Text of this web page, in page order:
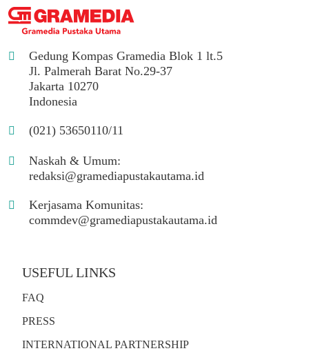
Gedung Kompas Gramedia Blok 1 lt.5
Jl. Palmerah Barat No.29-37
Jakarta 10270
Indonesia
(021) 53650110/11
Naskah & Umum:
redaksi@gramediapustakautama.id
Kerjasama Komunitas:
commdev@gramediapustakautama.id
USEFUL LINKS
FAQ
PRESS
INTERNATIONAL PARTNERSHIP